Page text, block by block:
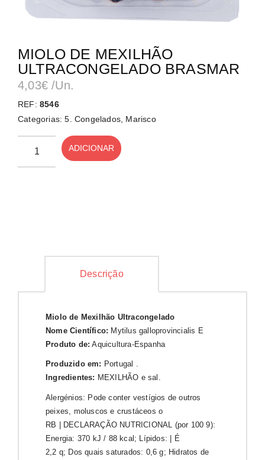
MIOLO DE MEXILHÃO
ULTRACONGELADO BRASMAR
4,03€ /Un.
REF: 8546
Categorias:5. Congelados, Marisco
ADICIONAR
Descrição
Miolo de Mexilhão Ultracongelado
Nome Científico: Mytilus galloprovincialis E
Produto de: Aquicultura-Espanha
Produzido em: Portugal .
Ingredientes: MEXILHÃO e sal.
Alergénios: Pode conter vestígios de outros
peixes, moluscos e crustáceos o
RB | DECLARAÇÃO NUTRICIONAL (por 100 9):
Energia: 370 kJ / 88 kcal; Lípidos: | É
2,2 q; Dos quais saturados: 0,6 g; Hidratos de